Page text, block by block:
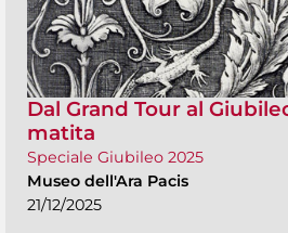
Dal Grand Tour al
matita
Speciale Giubileo 2025
Museo dell'Ara Pacis
21/12/2025